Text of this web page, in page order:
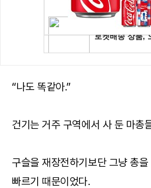
“나도 똑같아.”
건기는 거주 구역에서 사 둔 마총
구슬을 재장전하기보단 그냥 총
빠르기 때문이었다.